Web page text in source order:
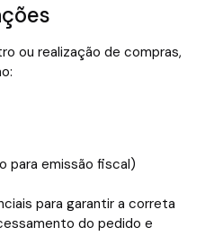
ou realização de compras,
para emissão fiscal)
para garantir a correta
do pedido e